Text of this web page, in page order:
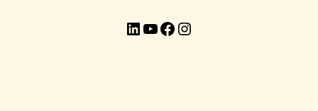
LinkedIn
YouTube
Facebook
Instagram